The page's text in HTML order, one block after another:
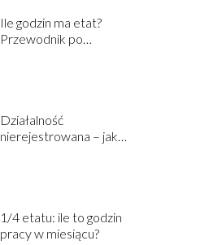
Ile godzin ma etat?
Przewodnik po
Działalność
nierejestrowana – jak
1/4 etatu: ile to godzin
pracy w miesiącu?